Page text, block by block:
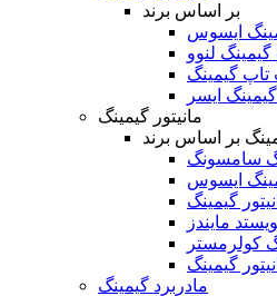
بر اساس برند
ایسوس
لنوو
ایسر
مانیتور گیمینگ
بر اساس برند
سامسونگ
ایسوس
مایندز
کولرمستر
مادربرد گیمینگ